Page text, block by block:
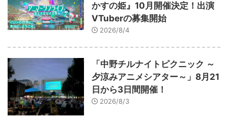
かすの姫』10月開催決定！出演
VTuberの募集開始
2026/8/4
「中野チルナイトピクニック ～
夕涼みアニメシアター～」8月21
日から3日間開催！
2026/8/3